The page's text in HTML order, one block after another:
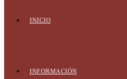
INICIO
INFORMACIÓN